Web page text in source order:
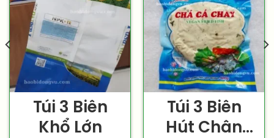
Túi 3 Biên
Khổ Lớn
Túi 3 Biên
Hút Chân